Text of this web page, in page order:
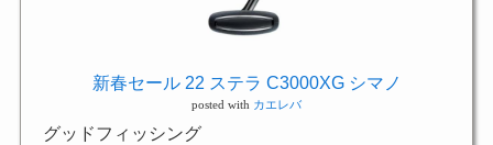
新春セール 22 ステラ C3000XG シマノ
posted with カエレバ
グッドフィッシング